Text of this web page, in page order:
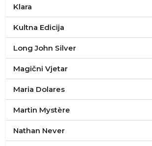
Klara
Kultna Edicija
Long John Silver
Magični Vjetar
Maria Dolares
Martin Mystère
Nathan Never